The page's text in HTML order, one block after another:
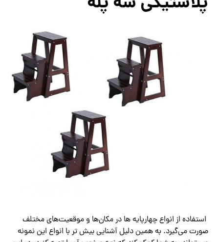
استفاده از انواع چهارپایه ها در مکان‌ها و موقعیت‌های مختلف
صورت می‌گیرد. به همین دلیل آشنایی بیش تر با انواع این نمونه